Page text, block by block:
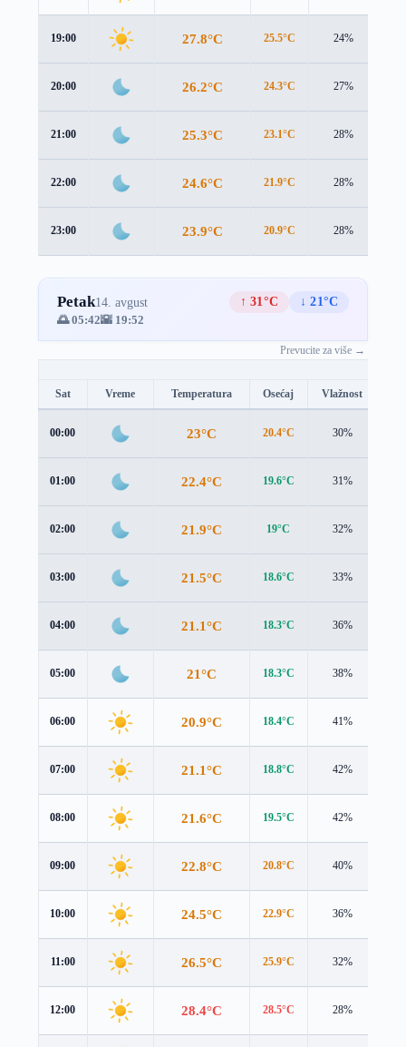
19:00 27.8°C 25.5°C 24%
20:00 26.2°C 24.3°C 27%
21:00 25.3°C 23.1°C 28%
22:00 24.6°C 21.9°C 28%
23:00 23.9°C 20.9°C 28%
Petak14. avgust ↑ 31°C
↓ 21°C
🌅 05:42🌇 19:52
Prevucite za više →
Sat Vreme Temperatura Osećaj Vlažnost
00:00 23°C 20.4°C 30%
01:00 22.4°C 19.6°C 31%
02:00 21.9°C 19°C 32%
03:00 21.5°C 18.6°C 33%
04:00 21.1°C 18.3°C 36%
05:00 21°C 18.3°C 38%
06:00 20.9°C 18.4°C 41%
07:00 21.1°C 18.8°C 42%
08:00 21.6°C 19.5°C 42%
09:00 22.8°C 20.8°C 40%
10:00 24.5°C 22.9°C 36%
11:00 26.5°C 25.9°C 32%
12:00 28.4°C 28.5°C 28%